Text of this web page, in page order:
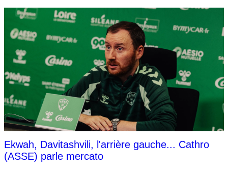
Ekwah, Davitashvili, l'arrière gauche... Cathro
(ASSE) parle mercato